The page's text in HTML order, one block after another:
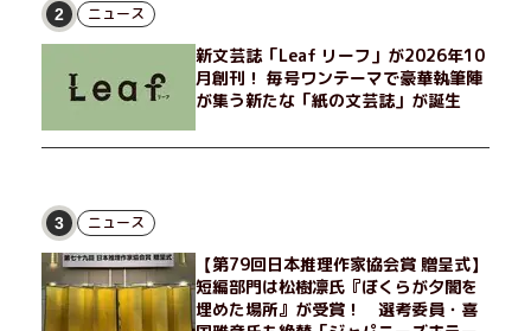
げたり、部屋でふたりだけの「台湾映画祭」を催したり。50代
独身、幼なじみの変わらぬ友情とささやかな幸せの日々を描く。
2 ニュース
新文芸誌「Leaf リーフ」が2026年10
月創刊！ 毎号ワンテーマで豪華執筆陣
が集う新たな「紙の文芸誌」が誕生
3 ニュース
【第79回日本推理作家協会賞 贈呈式】
短編部門は松樹凛氏『ぼくらが夕闇を
埋めた場所』が受賞！ 選考委員・喜